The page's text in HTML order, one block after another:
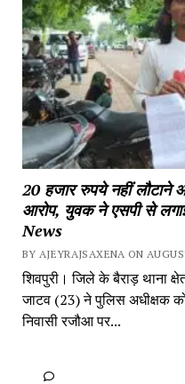
20 हजार रुपये नहीं लौटाने
आरोप, युवक ने एसपी से
News
BY AJEYRAJSAXENA ON
शिवपुरी। जिले के बैराड़ थाना
जाटव (23) ने पुलिस अधीक्षक
निवासी रजौआ पर...